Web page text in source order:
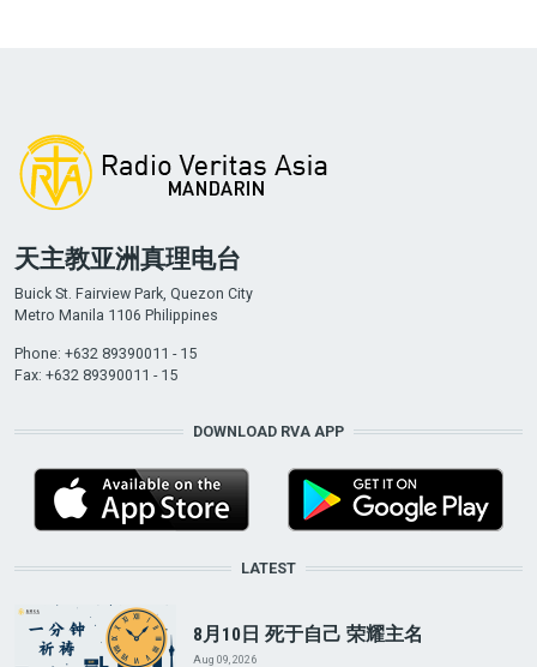
天主教亚洲真理电台
Buick St. Fairview Park, Quezon City
Metro Manila 1106 Philippines
Phone: +632 89390011 - 15
Fax: +632 89390011 - 15
DOWNLOAD RVA APP
LATEST
8月10日 死于自己 荣耀主名
Aug 09, 2026